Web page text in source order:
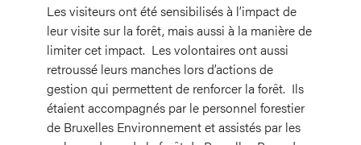
Les visiteurs ont été sensibilisés à l’impact de
leur visite sur la forêt, mais aussi à la manière de
limiter cet impact. Les volontaires ont aussi
retroussé leurs manches lors d’actions de
gestion qui permettent de renforcer la forêt. Ils
étaient accompagnés par le personnel forestier
de Bruxelles Environnement et assistés par les